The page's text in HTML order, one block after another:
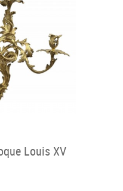
Louis XV